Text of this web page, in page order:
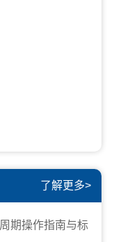
了解更多>
期操作指南与标